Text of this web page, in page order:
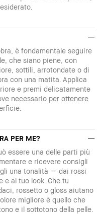
è fondamentale seguire
che siano piene, con
sottili, arrotondate o di
con una matita. Applica
e premi delicatamente
necessario per ottenere
PER ME?
essere una delle parti più
e ricevere consigli
una tonalità — dai rossi
al tuo look. Che tu
rossetto o gloss aiutano
migliore è quello che
e il sottotono della pelle.